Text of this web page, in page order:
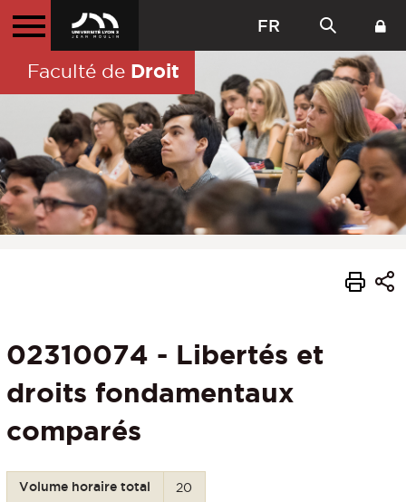
FR
Faculté de Droit
02310074 - Libertés et
droits fondamentaux
comparés
Volume horaire total 20